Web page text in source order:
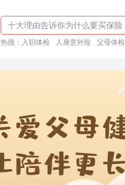
十大理由告诉你为什么要买保险
入职体检在线预约
热搜： 入职体检 人身意外险 父母体检